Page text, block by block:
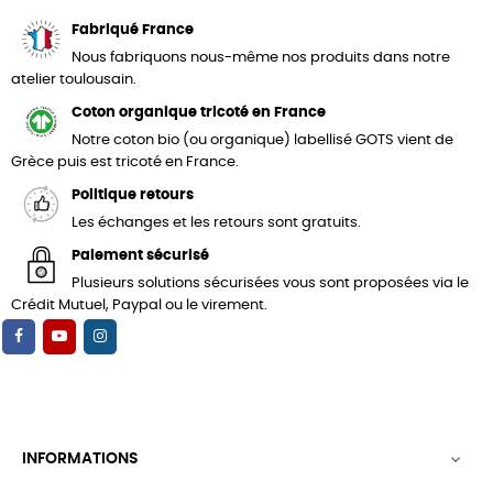
Fabriqué France
Nous fabriquons nous-même nos produits dans notre
atelier toulousain.
Coton organique tricoté en France
Notre coton bio (ou organique) labellisé GOTS vient de
Grèce puis est tricoté en France.
Politique retours
Les échanges et les retours sont gratuits.
Paiement sécurisé
Plusieurs solutions sécurisées vous sont proposées via le
Crédit Mutuel, Paypal ou le virement.
INFORMATIONS 